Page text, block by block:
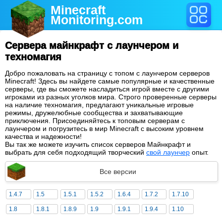
Minecraft
Monitoring.com
Сервера майнкрафт с лаунчером и
техномагия
Добро пожаловать на страницу с топом с лаунчером серверов
Minecraft! Здесь вы найдете самые популярные и качественные
серверы, где вы сможете насладиться игрой вместе с другими
игроками из разных уголков мира. Строго проверенные серверы
на наличие техномагия, предлагают уникальные игровые
режимы, дружелюбные сообщества и захватывающие
приключения. Присоединяйтесь к топовым серверам с
лаунчером и погрузитесь в мир Minecraft с высоким уровнем
качества и надежности!
Вы так же можете изучить список серверов Майнкрафт и
выбрать для себя подходящий творческий свой лаунчер опыт.
Все версии
1.4.7 1.5 1.5.1 1.5.2 1.6.4 1.7.2 1.7.10
1.8 1.8.1 1.8.9 1.9 1.9.1 1.9.4 1.10